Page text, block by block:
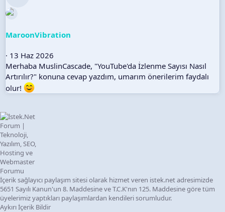
MaroonVibration
13 Haz 2026
Merhaba MuslinCascade, "YouTube'da İzlenme Sayısı Nasıl
Artırılır?" konuna cevap yazdım, umarım önerilerim faydalı
olur!
İçerik sağlayıcı paylaşım sitesi olarak hizmet veren istek.net adresimizde
5651 Sayılı Kanun'un 8. Maddesine ve T.C.K'nın 125. Maddesine göre tüm
üyelerimiz yaptıkları paylaşımlardan kendileri sorumludur.
Aykırı İçerik Bildir